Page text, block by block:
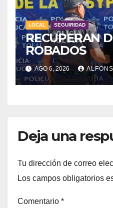
LOCAL SEGUIRIDAD
RECUPERAN
ROBADOS
AGO 6, 2026
Deja una
Tu dirección de correo
Los campos obligatorios
Comentario *